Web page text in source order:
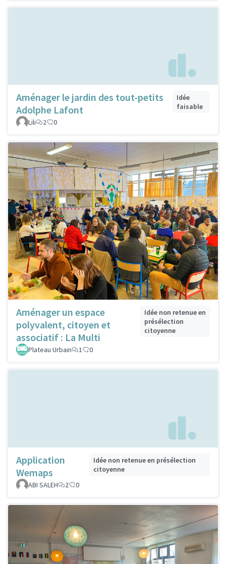
Aménager le jardin des tout-petits
Adolphe Lafont
Idée
faisable
Lili
2 0
Aménager un espace
polyvalent, citoyen et
associatif : La Multi
Idée non retenue en
présélection
citoyenne
Plateau Urbain 1 0
Application
Wemaps
Idée non retenue en présélection
citoyenne
ABI SALEH
2 0